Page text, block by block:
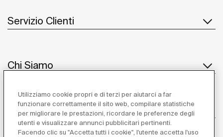
Servizio Clienti
Chi Siamo
Ispirazione
Seguiteci
Utilizziamo cookie propri e di terzi per aiutarci a far
funzionare correttamente il sito web, compilare statistiche
per migliorare le prestazioni, ricordare le preferenze degli
utenti e visualizzare annunci pubblicitari pertinenti.
Facendo clic su "Accetta tutti i cookie", l'utente accetta l'uso